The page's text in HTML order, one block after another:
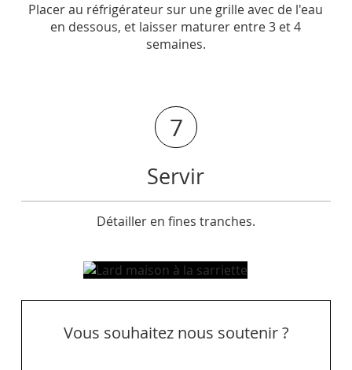
Placer au réfrigérateur sur une grille avec de l'eau
en dessous, et laisser maturer entre 3 et 4
semaines.
7
Servir
Détailler en fines tranches.
Vous souhaitez nous soutenir ?